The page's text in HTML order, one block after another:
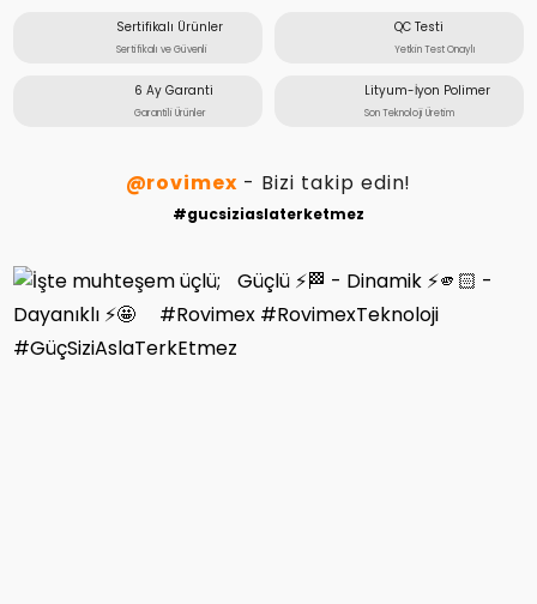
Sertifikalı Ürünler
Sertifikalı ve Güvenli
QC Testi
Yetkin Test Onaylı
6 Ay Garanti
Garantili Ürünler
Lityum-İyon Polimer
Son Teknoloji Üretim
@rovimex - Bizi takip edin!
#gucsiziaslaterketmez